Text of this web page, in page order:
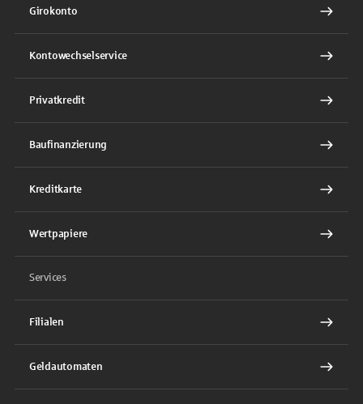
Girokonto
Kontowechselservice
Privatkredit
Baufinanzierung
Kreditkarte
Wertpapiere
Services
Filialen
Geldautomaten